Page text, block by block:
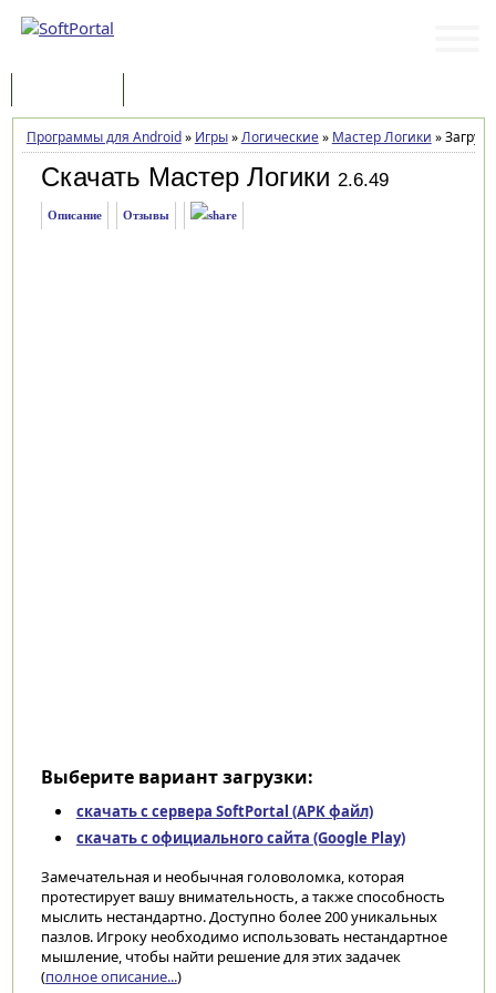
Программы для Android» Игры»Логические» Мастер Логики »
Скачать Мастер Логики 2.6.49
Описание Отзывы
Выберите вариант загрузки:
скачать с сервера SoftPortal (APK файл)
скачать с официального сайта (Google Play)
Замечательная и необычная головоломка, которая
протестирует вашу внимательность, а также способность
мыслить нестандартно. Доступно более 200 уникальных
пазлов. Игроку необходимо использовать нестандартное
мышление, чтобы найти решение для этих задачек
(полное описание...)